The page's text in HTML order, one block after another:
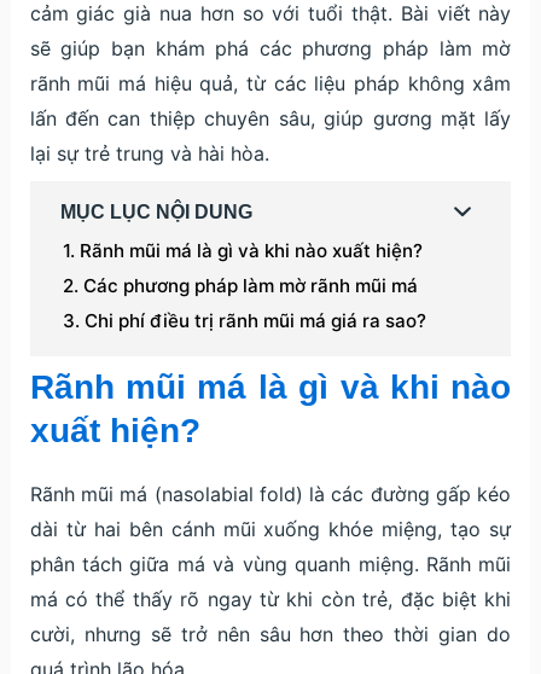
cảm giác già nua hơn so với tuổi thật. Bài viết này
sẽ giúp bạn khám phá các phương pháp làm mờ
rãnh mũi má hiệu quả, từ các liệu pháp không xâm
lấn đến can thiệp chuyên sâu, giúp gương mặt lấy
lại sự trẻ trung và hài hòa.
MỤC LỤC NỘI DUNG
Rãnh mũi má là gì và khi nào xuất hiện?
Các phương pháp làm mờ rãnh mũi má
Chi phí điều trị rãnh mũi má giá ra sao?
Rãnh mũi má là gì và khi nào
xuất hiện?
Rãnh mũi má (nasolabial fold) là các đường gấp kéo
dài từ hai bên cánh mũi xuống khóe miệng, tạo sự
phân tách giữa má và vùng quanh miệng. Rãnh mũi
má có thể thấy rõ ngay từ khi còn trẻ, đặc biệt khi
cười, nhưng sẽ trở nên sâu hơn theo thời gian do
quá trình lão hóa.